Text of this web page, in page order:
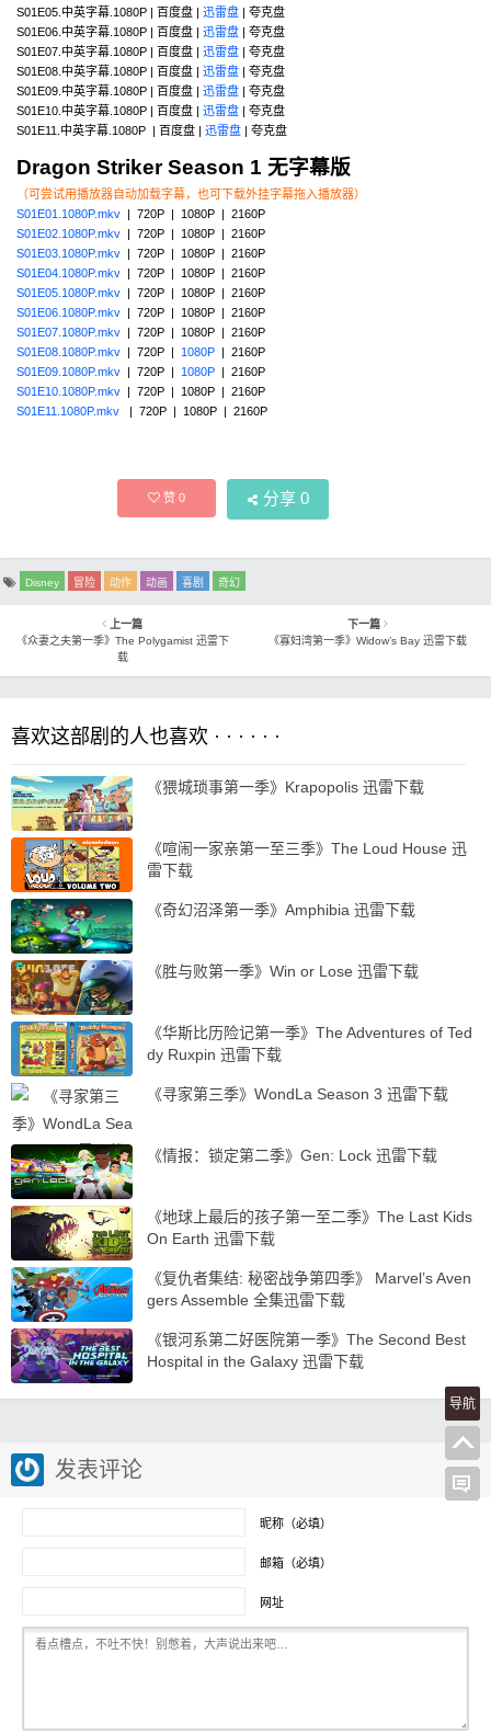
S01E05.中英字幕.1080P | 百度盘 | 迅雷盘 | 夸克盘
S01E06.中英字幕.1080P | 百度盘 | 迅雷盘 | 夸克盘
S01E07.中英字幕.1080P | 百度盘 | 迅雷盘 | 夸克盘
S01E08.中英字幕.1080P | 百度盘 | 迅雷盘 | 夸克盘
S01E09.中英字幕.1080P | 百度盘 | 迅雷盘 | 夸克盘
S01E10.中英字幕.1080P | 百度盘 | 迅雷盘 | 夸克盘
S01E11.中英字幕.1080P | 百度盘 | 迅雷盘 | 夸克盘
Dragon Striker Season 1 无字幕版
（可尝试用播放器自动加载字幕，也可下载外挂字幕拖入播放器）
S01E01.1080P.mkv | 720P | 1080P | 2160P
S01E02.1080P.mkv | 720P | 1080P | 2160P
S01E03.1080P.mkv | 720P | 1080P | 2160P
S01E04.1080P.mkv | 720P | 1080P | 2160P
S01E05.1080P.mkv | 720P | 1080P | 2160P
S01E06.1080P.mkv | 720P | 1080P | 2160P
S01E07.1080P.mkv | 720P | 1080P | 2160P
S01E08.1080P.mkv | 720P | 1080P | 2160P
S01E09.1080P.mkv | 720P | 1080P | 2160P
S01E10.1080P.mkv | 720P | 1080P | 2160P
S01E11.1080P.mkv | 720P | 1080P | 2160P
赞0 分享 0
Disney 冒险 动作 动画 喜剧 奇幻
上一篇
《众妻之夫第一季》The Polygamist 迅雷下
载
下一篇
《寡妇湾第一季》Widow’s Bay 迅雷下载
喜欢这部剧的人也喜欢 · · · · · ·
《猥城琐事第一季》Krapopolis 迅雷下载
《喧闹一家亲第一至三季》The Loud House 迅
雷下载
《奇幻沼泽第一季》Amphibia 迅雷下载
《胜与败第一季》Win or Lose 迅雷下载
《华斯比历险记第一季》The Adventures of Ted
dy Ruxpin 迅雷下载
《寻家第三季》WondLa Season 3 迅雷下载
《情报：锁定第二季》Gen: Lock 迅雷下载
《地球上最后的孩子第一至二季》The Last Kids
On Earth 迅雷下载
《复仇者集结: 秘密战争第四季》 Marvel’s Aven
gers Assemble 全集迅雷下载
《银河系第二好医院第一季》The Second Best
Hospital in the Galaxy 迅雷下载
发表评论
昵称（必填）
邮箱（必填）
网址
导航